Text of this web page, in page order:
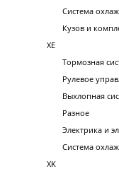
Система
Кузов и
XE
Тормозная
Рулевое
Выхлопная
Разное
Электрика и
Система
XK